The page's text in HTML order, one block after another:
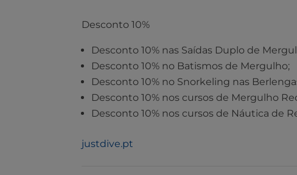
Desconto 10%
Desconto 10% nas Saídas Duplo de
Desconto 10% no Batismos de Mergulho;
Desconto 10% no Snorkeling nas
Desconto 10% nos cursos de Mergulho
Desconto 10% nos cursos de Náutica de
justdive.pt